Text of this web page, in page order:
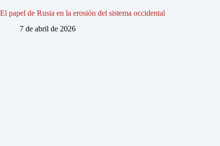
El papel de Rusia en la erosión del sistema occidental
7 de abril de 2026